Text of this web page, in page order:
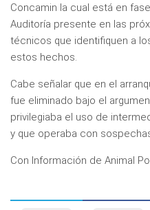
Concamin la cual está en
Auditoría presente en las
técnicos que identifiquen a
estos hechos.
Cabe señalar que en el
fue eliminado bajo el
privilegiaba el uso de
y que operaba con
Con Información de Animal